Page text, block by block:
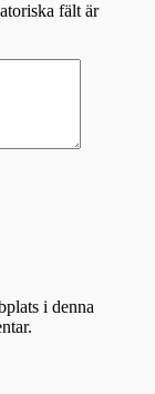
fält är
i denna